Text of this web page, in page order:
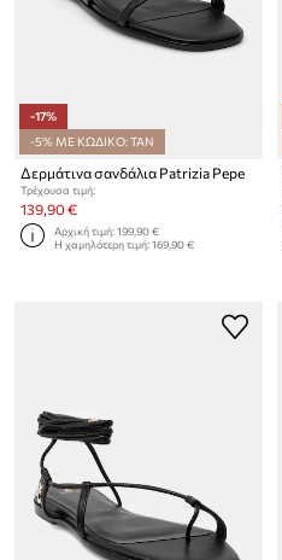
-17%
-5% ΜΕ ΚΩΔΙΚΟ: TAN
Δερμάτινα σανδάλια Patrizia Pepe
Τρέχουσα τιμή:
139,90 €
Αρχική τιμή:199,90 €
Η χαμηλότερη τιμή:169,90 €